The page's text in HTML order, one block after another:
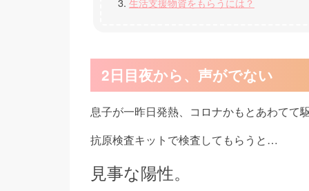
2日目夜から、声がでない
息子が一昨日発熱、コロナかもとあわてて
抗原検査キットで検査してもらうと…
見事な陽性。